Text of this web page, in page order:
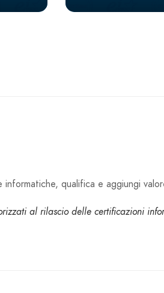
qualifica e aggiungi
al rilascio delle certificazioni